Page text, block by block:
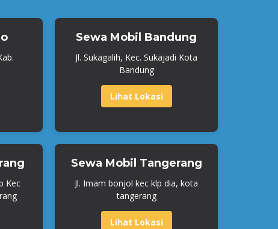
Sewa Mobil Bandung
Jl. Sukagalih, Kec. Sukajadi Kota
Bandung
Lihat Lokasi
Kec
Sewa Mobil Tangerang
Jl. Imam bonjol kec klp dia, kota
tangerang
Lihat Lokasi